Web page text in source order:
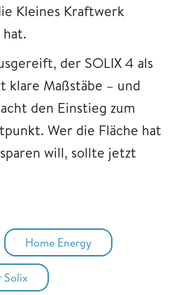
Kleines Kraftwerk
der SOLIX 4 als
klare Maßstäbe – und
den Einstieg zum
Wer die Fläche hat
will, sollte jetzt
Home Energy
Solix